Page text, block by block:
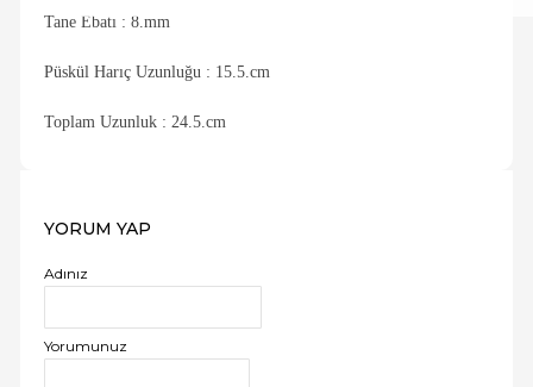
Tane Ebatı : 8.mm
Püskül Harıç Uzunluğu : 15.5.cm
Toplam Uzunluk : 24.5.cm
YORUM YAP
Adınız
Yorumunuz